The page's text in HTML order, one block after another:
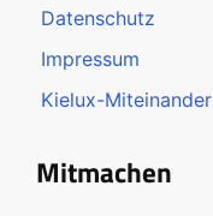
Datenschutz
Impressum
Kielux-Miteinander
Mitmachen